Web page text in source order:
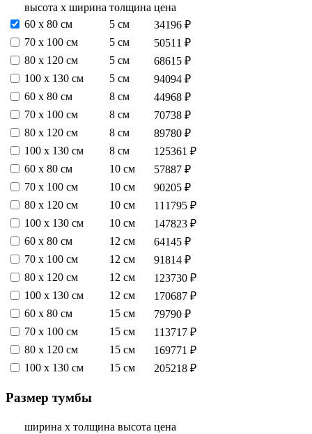
высота х ширина толщина цена
60 х 80 см
5 см
34196 ₽
70 х 100 см
5 см
50511 ₽
80 х 120 см
5 см
68615 ₽
100 х 130 см
5 см
94094 ₽
60 х 80 см
8 см
44968 ₽
70 х 100 см
8 см
70738 ₽
80 х 120 см
8 см
89780 ₽
100 х 130 см
8 см
125361 ₽
60 х 80 см
10 см
57887 ₽
70 х 100 см
10 см
90205 ₽
80 х 120 см
10 см
111795 ₽
100 х 130 см
10 см
147823 ₽
60 х 80 см
12 см
64145 ₽
70 х 100 см
12 см
91814 ₽
80 х 120 см
12 см
123730 ₽
100 х 130 см
12 см
170687 ₽
60 х 80 см
15 см
79790 ₽
70 х 100 см
15 см
113717 ₽
80 х 120 см
15 см
169771 ₽
100 х 130 см
15 см 205218 ₽
Размер тумбы
ширина х толщина высота цена